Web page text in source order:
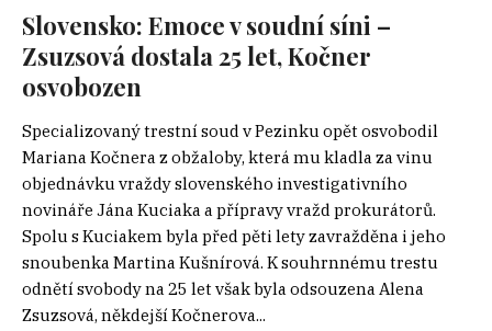
Slovensko: Emoce v soudní síni –
Zsuzsová dostala 25 let, Kočner
osvobozen
Specializovaný trestní soud v Pezinku opět osvobodil
Mariana Kočnera z obžaloby, která mu kladla za vinu
objednávku vraždy slovenského investigativního
novináře Jána Kuciaka a přípravy vražd prokurátorů.
Spolu s Kuciakem byla před pěti lety zavražděna i jeho
snoubenka Martina Kušnírová. K souhrnnému trestu
odnětí svobody na 25 let však byla odsouzena Alena
Zsuzsová, někdejší Kočnerova...